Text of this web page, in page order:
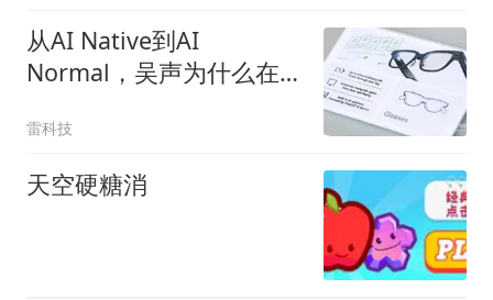
从AI Native到AI
Normal，吴声为什么在香
雷科技
天空硬糖消